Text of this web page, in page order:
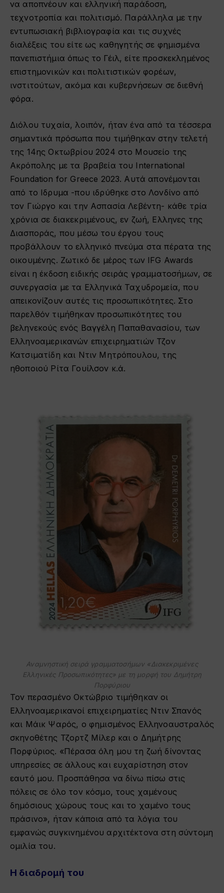
να αποπνέουν και ελληνική παράδοση,
τεχνοτροπία και πολιτισμό. Παράλληλα με την
εντυπωσιακή βιβλιογραφία και τις συχνές
διαλέξεις του είτε ως καθηγητής σε φημισμένα
πανεπιστήμια όπως το Γέιλ, είτε προσκεκλημένος
επιστημονικών και πολιτιστικών φορέων,
ινστιτούτων, ακόμα και κυβερνήσεων σε διεθνή
φόρα.
Διόλου τυχαία, λοιπόν, ήταν ένα από τα τέσσερα
σημαντικά πρόσωπα που τιμήθηκαν στην τελετή
της 14ης Οκτωβρίου 2024 στο Μουσείο της
Ακρόπολης με τα βραβεία του International
Foundation for Greece 2023. Αυτά απονέμονται
από το Ιδρυμα -που ιδρύθηκε στο Λονδίνο από
τον Γιώργο και την Ασπασία Λεβέντη- κάθε τρία
χρόνια σε διακεκριμένους, εν ζωή, Ελληνες της
Διασποράς, που μέσω του έργου τους
προβάλλουν το ελληνικό πνεύμα στα πέρατα της
οικουμένης. Ζωτικό δε μέρος των IFG Awards
είναι η έκδοση ειδικής σειράς γραμματοσήμων, σε
συνεργασία με τα Ελληνικά Ταχυδρομεία, που
απεικονίζουν αυτές τις προσωπικότητες. Στο
παρελθόν τιμήθηκαν προσωπικότητες του
βεληνεκούς ενός Βαγγέλη Παπαθανασίου, των
Ελληνοαμερικανών επιχειρηματιών Τζον
Κατσιματίδη και Ντιν Μητρόπουλου, της
ηθοποιού Ρίτα Γουίλσον κ.ά.
Αναμνηστική σειρά γραμματοσήμων «Διακεκριμένες
Ελληνικές Προσωπικότητες» με τη μορφή του Δημήτρη
Πορφύριου
Τον περασμένο Οκτώβριο τιμήθηκαν οι
Ελληνοαμερικανοί επιχειρηματίες Ντιν Σπανός
και Μάικ Ψαρός, ο φημισμένος Ελληνοαυστραλός
σκηνοθέτης Τζορτζ Μίλερ και ο Δημήτρης
Πορφύριος. «Πέρασα όλη μου τη ζωή δίνοντας
υπηρεσίες σε άλλους και ευχαρίστηση στον
εαυτό μου. Προσπάθησα να δίνω πίσω στις
πόλεις σε όλο τον κόσμο, τους χαμένους
δημόσιους χώρους τους και το χαμένο τους
πράσινο», ήταν κάποια από τα λόγια του
εμφανώς συγκινημένου αρχιτέκτονα στη σύντομη
ομιλία του.
Η διαδρομή του